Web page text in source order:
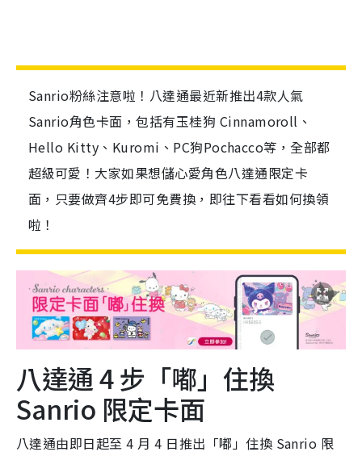
Sanrio粉絲注意啦！八達通最近新推出4款人氣
Sanrio角色卡面，包括有玉桂狗 Cinnamoroll、
Hello Kitty、Kuromi、PC狗Pochacco等，全部都
超級可愛！大家如果想儲心愛角色八達通限定卡
面，只要做齊4步即可免費換，即往下看看如何換領
啦！
八達通 4 步「嘟」住換
Sanrio 限定卡面
八達通由即日起至 4 月 4 日推出「嘟」住換 Sanrio 限